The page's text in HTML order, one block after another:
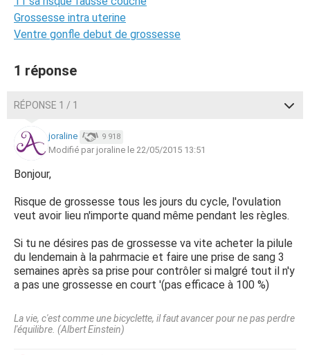
Grossesse intra uterine
Ventre gonfle debut de grossesse
1 réponse
RÉPONSE 1 / 1
joraline 9 918
Modifié par joraline le 22/05/2015 13:51
Bonjour,
Risque de grossesse tous les jours du cycle, l'ovulation
veut avoir lieu n'importe quand même pendant les règles.
Si tu ne désires pas de grossesse va vite acheter la pilule
du lendemain à la pahrmacie et faire une prise de sang 3
semaines après sa prise pour contrôler si malgré tout il n'y
a pas une grossesse en court '(pas efficace à 100 %)
La vie, c'est comme une bicyclette, il faut avancer pour ne pas perdre
l'équilibre. (Albert Einstein)